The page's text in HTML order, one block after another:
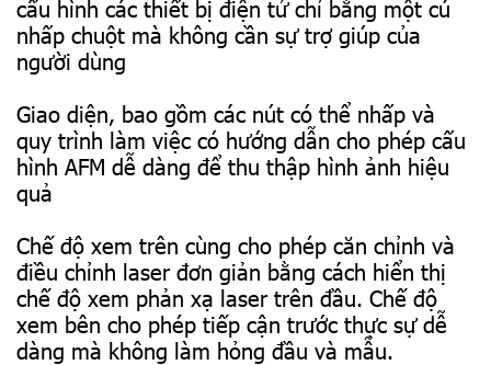
cấu hình các thiết bị điện tử chỉ bằng một cú
nhấp chuột mà không cần sự trợ giúp của
người dùng
Giao diện, bao gồm các nút có thể nhấp và
quy trình làm việc có hướng dẫn cho phép cấu
hình AFM dễ dàng để thu thập hình ảnh hiệu
quả
Chế độ xem trên cùng cho phép căn chỉnh và
điều chỉnh laser đơn giản bằng cách hiển thị
chế độ xem phản xạ laser trên đầu. Chế độ
xem bên cho phép tiếp cận trước thực sự dễ
dàng mà không làm hỏng đầu và mẫu.